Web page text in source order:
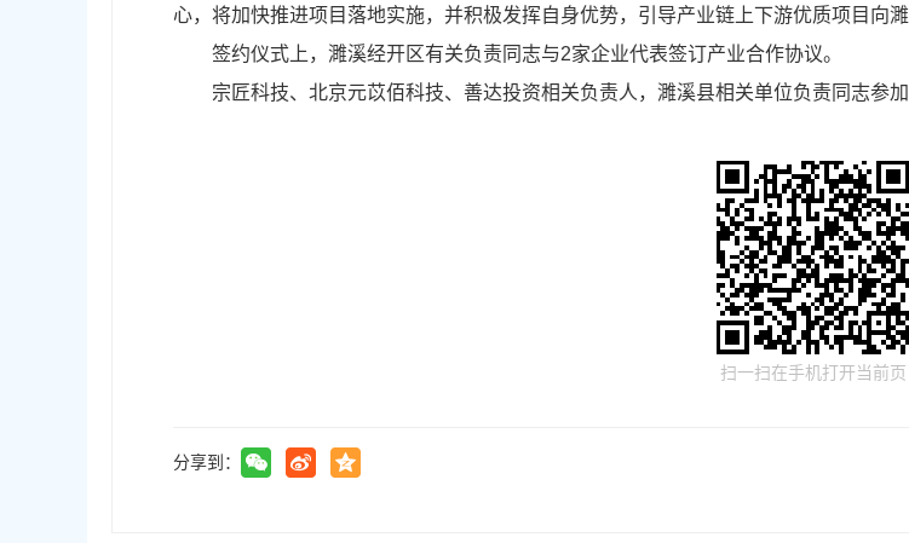
心，将加快推进项目落地实施，并积极发挥自身优势，引导产业链上下游优质项目向
签约仪式上，濉溪经开区有关负责同志与2家企业代表签订产业合作协议。
宗匠科技、北京元苡佰科技、善达投资相关负责人，濉溪县相关单位负责同志参加
扫一扫在手机打开当前页
分享到：